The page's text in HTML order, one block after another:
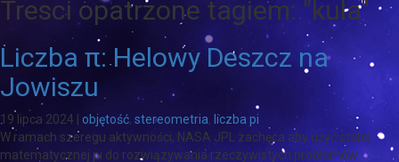
Tresci opatrzone tagiem:"kula"
Liczba π: Helowy Deszcz na
Jowiszu
19 lipca 2024 | objętość, stereometria, liczba pi
W ramach szeregu aktywności, NASA JPL zachęca aby użyć stałej
matematycznej pi do rozwiązywania rzeczywistych problemów